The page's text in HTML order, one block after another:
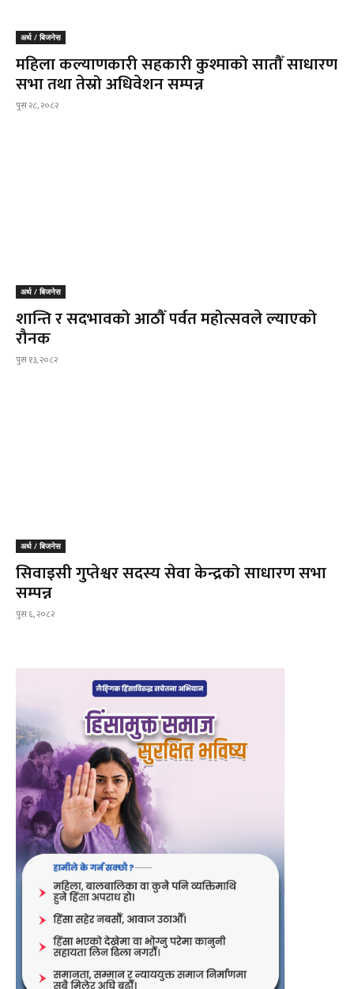
अर्थ / बिजनेस
महिला कल्याणकारी सहकारी कुश्माको सातौँ साधारण
सभा तथा तेस्रो अधिवेशन सम्पन्न
पुस २८, २०८२
अर्थ / बिजनेस
शान्ति र सदभावको आठौँ पर्वत महोत्सवले ल्याएको
रौनक
पुस १३, २०८२
अर्थ / बिजनेस
सिवाइसी गुप्तेश्वर सदस्य सेवा केन्द्रको साधारण सभा
सम्पन्न
पुस ६, २०८२